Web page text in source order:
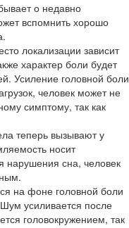
о недавно
вспомнить хорошо
локализации зависит
характер боли будет
Усиление головной боли
человек может не
симптому, так как
теперь вызывают у
носит
нарушения сна, человек
на фоне головной боли
усиливается после
головокружением, так